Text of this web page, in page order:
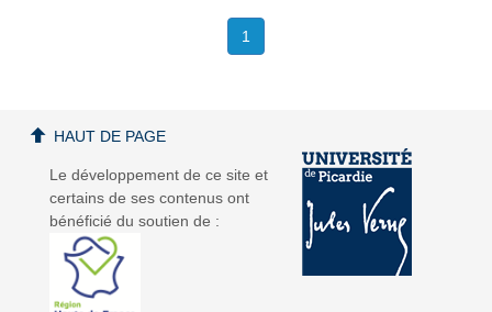
1
Le développement de ce site et
certains de ses contenus ont
bénéficié du soutien de :
HAUT DE PAGE